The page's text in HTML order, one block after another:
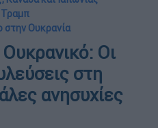
Τραμπ
στην Ουκρανία
Οι
στη
ανησυχίες